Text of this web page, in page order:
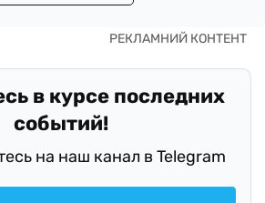
в курсе последних
событий!
на наш канал в Telegram